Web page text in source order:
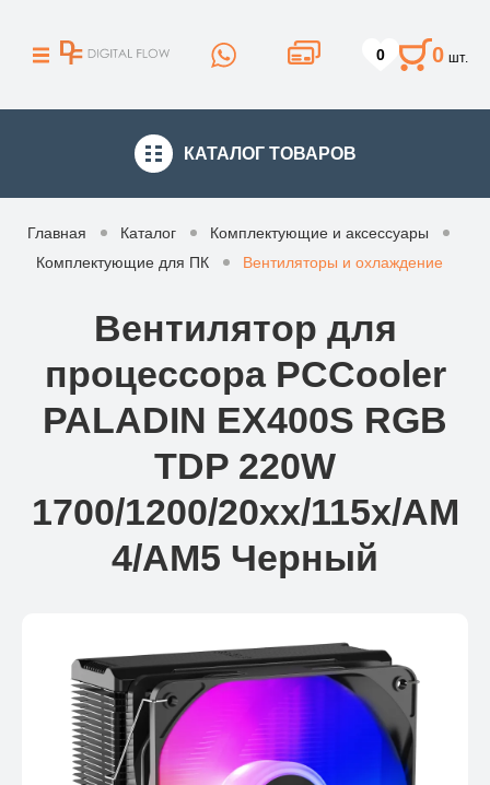
0 0 шт.
КАТАЛОГ ТОВАРОВ
Главная Каталог
Комплектующие и аксессуары
Комплектующие для ПК
Вентиляторы и охлаждение
Вентилятор для
процессора PCCooler
PALADIN EX400S RGB
TDP 220W
1700/1200/20xx/115x/AM
4/AM5 Черный